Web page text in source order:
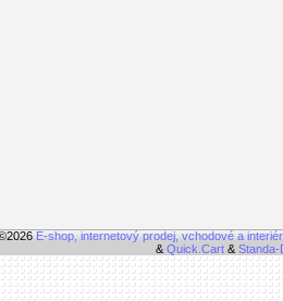
E-shop, internetový prodej, vchodové a
& Quick.Cart & Standa-